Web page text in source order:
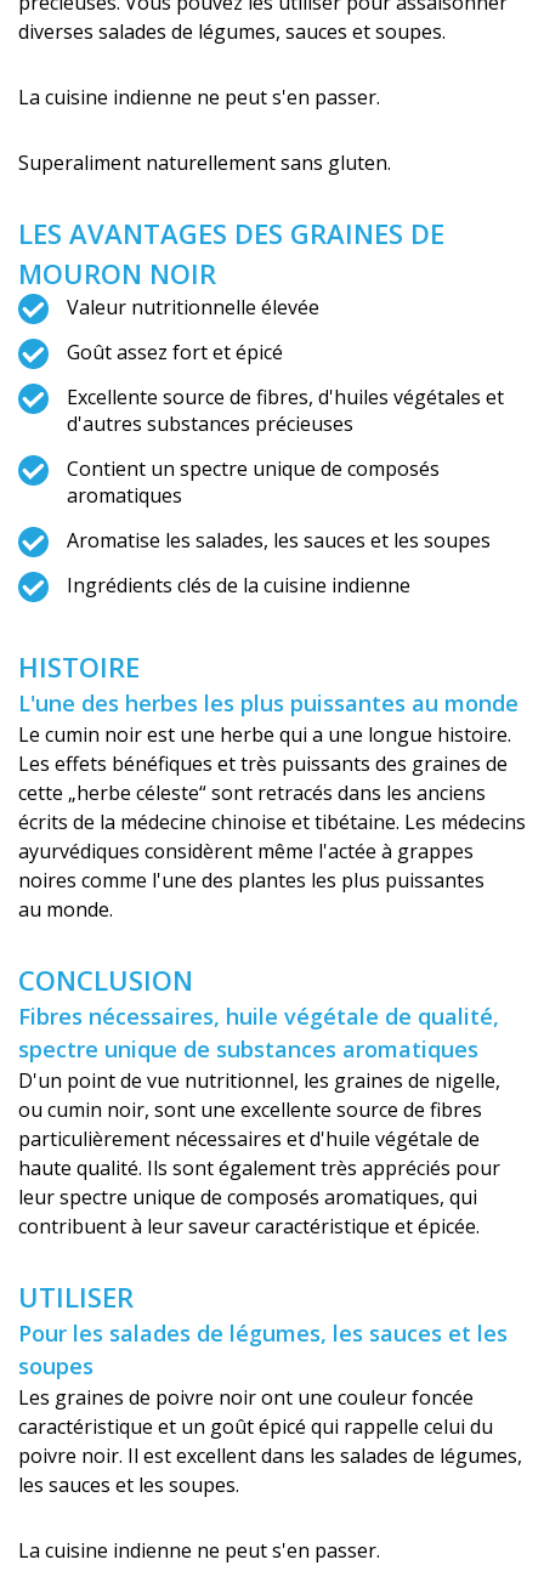
diverses salades de légumes, sauces et soupes.
La cuisine indienne ne peut s'en passer.
Superaliment naturellement sans gluten.
LES AVANTAGES DES GRAINES DE
MOURON NOIR
Valeur nutritionnelle élevée
Goût assez fort et épicé
Excellente source de fibres, d'huiles végétales et
d'autres substances précieuses
Contient un spectre unique de composés
aromatiques
Aromatise les salades, les sauces et les soupes
Ingrédients clés de la cuisine indienne
HISTOIRE
L'une des herbes les plus puissantes au monde
Le cumin noir est une herbe qui a une longue histoire.
Les effets bénéfiques et très puissants des graines de
cette „herbe céleste“ sont retracés dans les anciens
écrits de la médecine chinoise et tibétaine. Les médecins
ayurvédiques considèrent même l'actée à grappes
noires comme l'une des plantes les plus puissantes
au monde.
CONCLUSION
Fibres nécessaires, huile végétale de qualité,
spectre unique de substances aromatiques
D'un point de vue nutritionnel, les graines de nigelle,
ou cumin noir, sont une excellente source de fibres
particulièrement nécessaires et d'huile végétale de
haute qualité. Ils sont également très appréciés pour
leur spectre unique de composés aromatiques, qui
contribuent à leur saveur caractéristique et épicée.
UTILISER
Pour les salades de légumes, les sauces et les
soupes
Les graines de poivre noir ont une couleur foncée
caractéristique et un goût épicé qui rappelle celui du
poivre noir. Il est excellent dans les salades de légumes,
les sauces et les soupes.
La cuisine indienne ne peut s'en passer.